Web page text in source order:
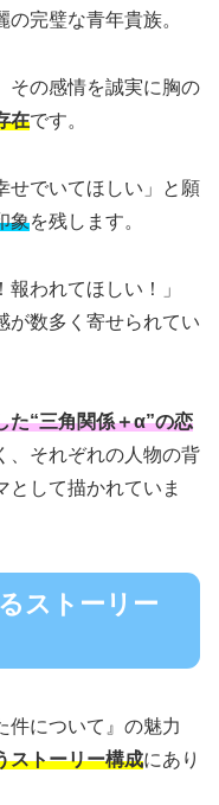
完璧な青年貴族。
その感情を誠実に胸の
在です。
せでいてほしい」と願
象を残します。
われてほしい！」
が数多く寄せられてい
た“三角関係＋α”の恋
、それぞれの人物の背
として描かれていま
ストーリー
件について』の魅力
ストーリー構成にあり